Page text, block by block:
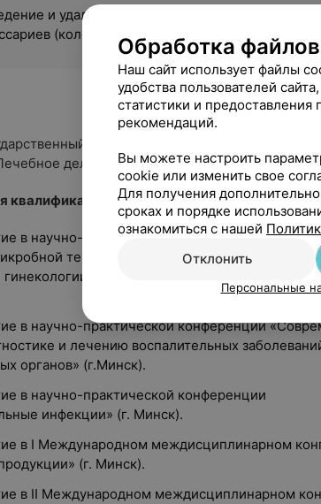
и удаление акушерских и
(колец).
медицинский университет по
дело».
в научно-практической конференции
терапии и профилактики инфекций
гинекологии. Профилактика преждевременных
в научно-практической конференции
и лечению воспалительных
органов» (г.Минск).
в научно-практической конференции
инфекции» (г. Минск).
в I Международном междисциплинарном
(г. Минск).
в II Международном междисциплинарном
Обработка
Наш сайт использует файлы
удобства пользователей
статистики и предоставления
рекомендаций.
Вы можете настроить
cookie или изменить свое
Для получения
сроках и порядке
ознакомиться с нашей
Отклонить
Персональные